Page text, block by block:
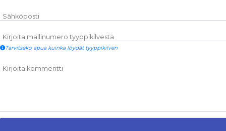
Sähköposti
Kirjoita mallinumero tyyppikilvestä
Tarvitseko apua kuinka löydät tyyppikilven
Kirjoita kommentti